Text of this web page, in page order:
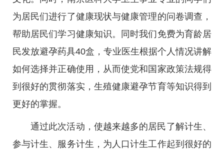
为居民们进行了健康现状与健康管理的问卷调查，
帮助居民们学习健康知识。同时我们免费为育龄居
民发放避孕药具40盒，专业医生根据个人情况讲解
如何选择并正确使用，从而使党和国家政策法规得
到很好的贯彻落实，生殖健康避孕节育等知识得到
更好的掌握。
通过此次活动，使越来越多的居民了解计生、
参与计生、服务计生，为人口计生工作起到很好的